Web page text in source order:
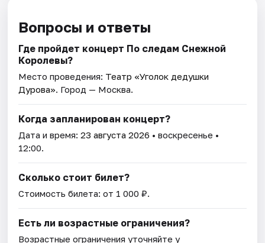
Вопросы и ответы
Где пройдет концерт По следам Снежной
Королевы?
Место проведения: Театр «Уголок дедушки
Дурова». Город — Москва.
Когда запланирован концерт?
Дата и время:23 августа 2026 • воскресенье •
12:00.
Сколько стоит билет?
Стоимость билета: от 1 000 ₽.
Есть ли возрастные ограничения?
Возрастные ограничения уточняйте у